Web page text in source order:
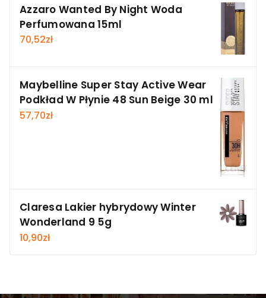
Azzaro Wanted By Night Woda
Perfumowana 15ml
70,52zł
Maybelline Super Stay Active Wear
Podkład W Płynie 48 Sun Beige 30 ml
57,70zł
Claresa Lakier hybrydowy Winter
Wonderland 9 5g
10,90zł